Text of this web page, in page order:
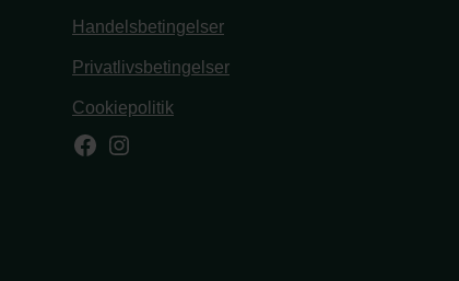
Handelsbetingelser
Privatlivsbetingelser
Cookiepolitik
Facebook
Instagram